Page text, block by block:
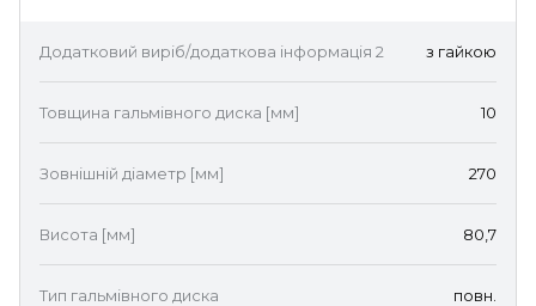
Додатковий виріб/додаткова інформація 2 з гайкою
Товщина гальмівного диска [мм] 10
Зовнішній діаметр [мм] 270
Висота [мм] 80,7
Тип гальмівного диска повн.